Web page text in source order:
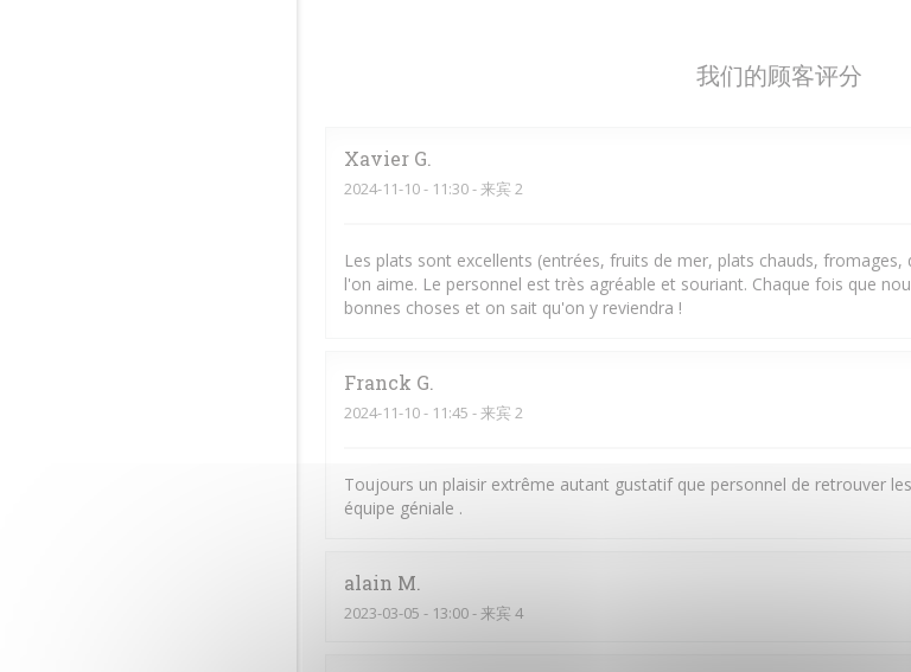
我们的顾客评分
Xavier G
2024-11-10- 11:30 - 来宾 2
Les plats sont excellents (entrées, fruits de mer, plats chauds,
l'on aime. Le personnel est très agréable et souriant. Chaque fois que
bonnes choses et on sait qu'on y reviendra !
Franck G
2024-11-10- 11:45 - 来宾 2
Toujours un plaisir extrême autant gustatif que personnel de retrouver
équipe géniale .
alain M
2023-03-05 - 13:00 - 来宾 4